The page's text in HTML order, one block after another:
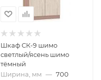
Шкаф СК-9 шимо
светлый/ясень шимо
тёмный
Ширина, мм — 700